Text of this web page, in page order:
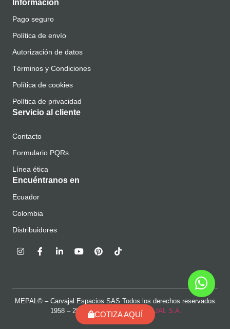
COTIZA AQUÍ
Información
Pago seguro
Política de envío
Autorización de datos
Términos y Condiciones
Política de cookies
Política de privacidad
Servicio al cliente
Contacto
Formulario PQRs
Línea ética
Encuéntranos en
Ecuador
Colombia
Distribuidores
MEPAL© – Carvajal Espacios SAS Todos los derechos reservados
1958 – 2024 UNA MARCACARVAJAL S.A.